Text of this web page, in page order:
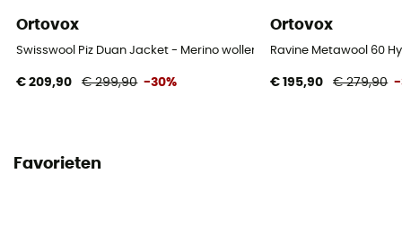
Ortovox
Swisswool Piz Duan Jacket - Merino wollen donsjas - Dames
€ 209,90 € 299,90 -30%
Ortovox
Ravine Metawool 60
€ 195,90 € 279,90 -
Favorieten